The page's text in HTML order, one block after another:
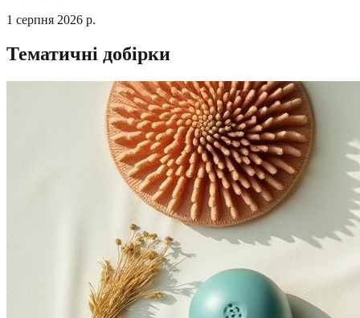
1 серпня 2026 р.
Тематичні добірки